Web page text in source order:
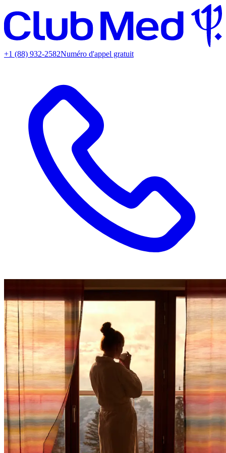
+1 (88) 932-2582Numéro d'appel gratuit